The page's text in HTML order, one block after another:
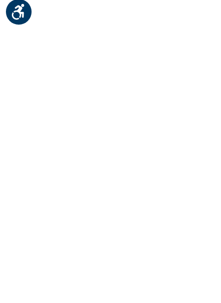
Werkzeugleiste anzeigen